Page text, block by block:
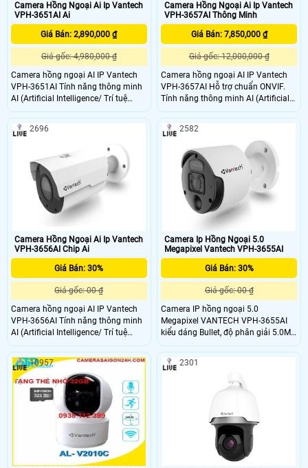
Camera Hồng Ngoại Ai Ip Vantech
VPH-3651AI Ai
Giá Bán: 2,890,000 ₫
Giá gốc: 4,980,000 ₫
Camera hồng ngoại AI IP Vantech
VPH-3651AI Tính năng thông minh
AI (Artificial Intelligence/ Trí tuệ
nhân tạo): Face Detection,
Human/Vehicle Detection. Hỗ trợ
cấp nguồn qua mạng PoE (Power
over Ethernet). Tiêu chuẩn chống
bụi và nước: IP66 (thích hợp sử
dụng trong nhà và ngoài trời)
Camera Hồng Ngoại Ai Ip Vantech
VPH-3657AI Thông Minh
Giá Bán: 7,850,000 ₫
Giá gốc: 12,000,000 ₫
Camera hồng ngoại AI IP Vantech
VPH-3657AI Hỗ trợ chuẩn ONVIF.
Tính năng thông minh AI (Artificial
Intelligence/ Trí tuệ nhân tạo): Face
Detection, Human/Vehicle
Detection. Hỗ trợ cấp nguồn qua
mạng PoE (Power over Ethernet).
Tiêu chuẩn chống bụi và nước: IP66
(thích hợp sử dụng trong nhà và
ngoài trời)
Camera Hồng Ngoại Ai Ip Vantech
VPH-3656AI Chip Ai
Giá Bán: 30%
Giá gốc: 00 ₫
Camera hồng ngoại AI IP Vantech
VPH-3656AI Tính năng thông minh
AI (Artificial Intelligence/ Trí tuệ
nhân tạo): Face Detection,
Human/Vehicle Detection. Hỗ trợ
cấp nguồn qua mạng PoE (Power
over Ethernet). Tiêu chuẩn chống
bụi và nước: IP66 (thích hợp sử
dụng trong nhà và ngoài trời).
2696
Camera Ip Hồng Ngoại 5.0
Megapixel Vantech VPH-3655AI
Giá Bán: 30%
Giá gốc: 00 ₫
Camera IP hồng ngoại 5.0
Megapixel VANTECH VPH-3655AI
kiểu dáng Bullet, độ phân giải 5.0MP,
tầm xa hồng ngoại 30m cho khả
năng quan sát bao quát, truyền tải
dữ liệu với độ nét cao, chuẩn nén
hình ảnh H.265, tiêu chuẩn IP66
giúp camera chống nước, nên lắp
2582
10957 2301